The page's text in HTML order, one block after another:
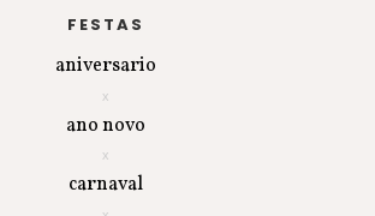
FESTAS
aniversario
ano novo
carnaval